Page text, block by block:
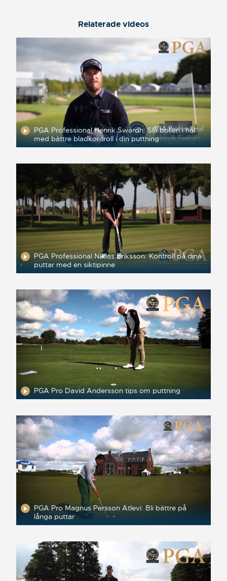
Relaterade videos
PGA Professional Henrik Swärdh: Slå bollen i hål
med bättre bladkontroll i din puttning
PGA Professional Niklas Eriksson: Kontroll på dina
puttar med en siktipinne
PGA Pro David Andersson tips om puttning
PGA Pro Magnus Persson Atlevi: Bli bättre på
långa puttar